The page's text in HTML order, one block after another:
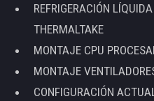
REFRIGERACIÓN
THERMALTAKE
MONTAJE CPU
MONTAJE
CONFIGURACIÓN